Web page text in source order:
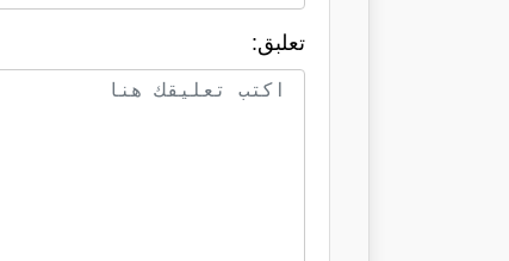
تعلبق: